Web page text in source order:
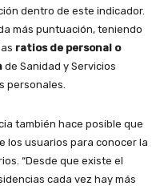
dentro de este indicador.
más puntuación, teniendo
ratios de personal o
de Sanidad y Servicios
personales.
también hace posible que
los usuarios para conocer la
“Desde que existe el
cada vez hay más